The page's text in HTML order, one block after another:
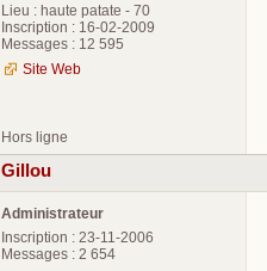
Lieu : haute patate - 70
Inscription : 16-02-2009
Messages : 12 595
Site Web
Hors ligne
Gillou
Administrateur
Inscription : 23-11-2006
Messages : 2 654